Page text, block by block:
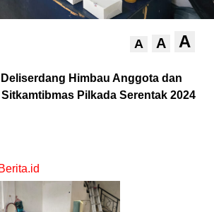
A A A
Deliserdang Himbau Anggota dan
Pilkada Serentak 2024